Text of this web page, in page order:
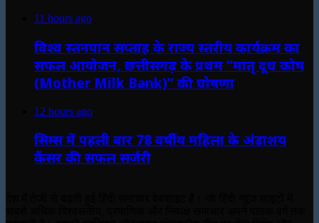
11 hours ago
विश्व स्तनपान सप्ताह के राज्य स्तरीय कार्यक्रम का
सफल आयोजन, छत्तीसगढ़ के प्रथम “मातृ दूध कोष
(Mother Milk Bank)” की घोषणा
12 hours ago
सिम्स में पहली बार 78 वर्षीय महिला के अंडाशय
कैंसर की सफल सर्जरी